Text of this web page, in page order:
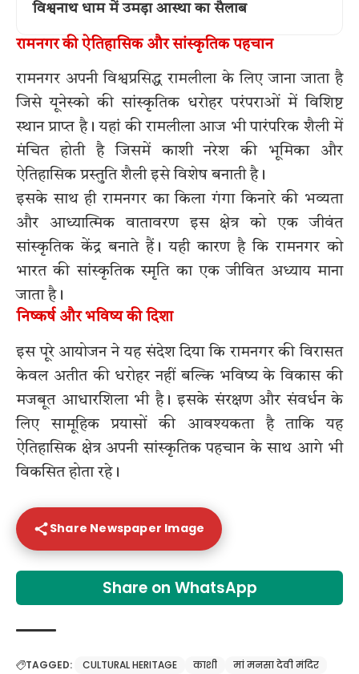
विश्वनाथ धाम में उमड़ा आस्था का सैलाब
रामनगर की ऐतिहासिक और सांस्कृतिक पहचान
रामनगर अपनी विश्वप्रसिद्ध रामलीला के लिए जाना जाता है
जिसे यूनेस्को की सांस्कृतिक धरोहर परंपराओं में विशिष्ट
स्थान प्राप्त है। यहां की रामलीला आज भी पारंपरिक शैली में
मंचित होती है जिसमें काशी नरेश की भूमिका और
ऐतिहासिक प्रस्तुति शैली इसे विशेष बनाती है।
इसके साथ ही रामनगर का किला गंगा किनारे की भव्यता
और आध्यात्मिक वातावरण इस क्षेत्र को एक जीवंत
सांस्कृतिक केंद्र बनाते हैं। यही कारण है कि रामनगर को
भारत की सांस्कृतिक स्मृति का एक जीवित अध्याय माना
जाता है।
निष्कर्ष और भविष्य की दिशा
इस पूरे आयोजन ने यह संदेश दिया कि रामनगर की विरासत
केवल अतीत की धरोहर नहीं बल्कि भविष्य के विकास की
मजबूत आधारशिला भी है। इसके संरक्षण और संवर्धन के
लिए सामूहिक प्रयासों की आवश्यकता है ताकि यह
ऐतिहासिक क्षेत्र अपनी सांस्कृतिक पहचान के साथ आगे भी
विकसित होता रहे।
Share Newspaper Image
Share on WhatsApp
TAGGED: CULTURAL HERITAGE काशी
मां मनसा देवी मंदिर